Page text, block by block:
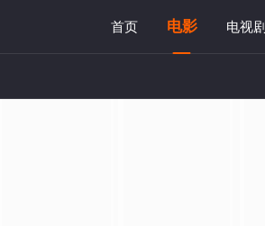
首页 电影 电视剧